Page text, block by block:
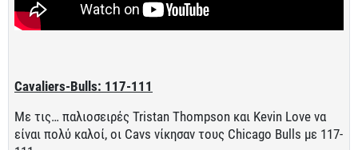
Cavaliers-Bulls: 117-111
Με τις… παλιοσειρές Tristan Thompson και Kevin Love να
είναι πολύ καλοί, οι Cavs νίκησαν τους Chicago Bulls με 117-